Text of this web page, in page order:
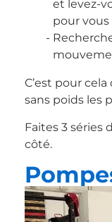
et levez-
pour
C’est pour
sans poids les
Faites 3 séries
côté.